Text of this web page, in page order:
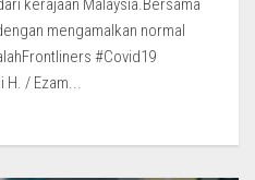
kerajaan Malaysia.Bersama
mengamalkan normal
#Covid19
H. / Ezam...